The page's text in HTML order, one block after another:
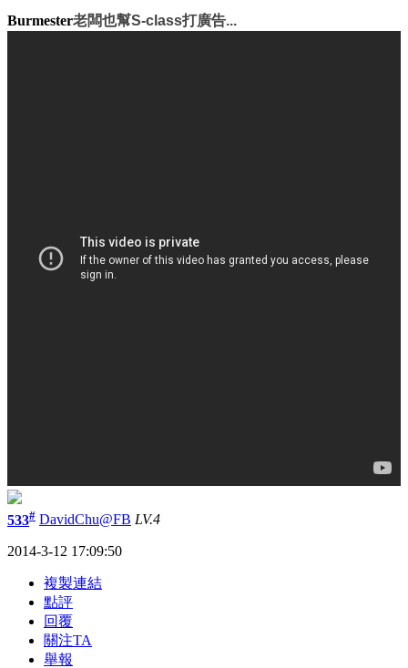
Burmester老闆也幫S-class打廣告...
533# DavidChu@FB LV.4
2014-3-12 17:09:50
複製連結
點評
回覆
關注TA
舉報